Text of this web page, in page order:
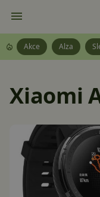
Akce Alza
Xiaomi